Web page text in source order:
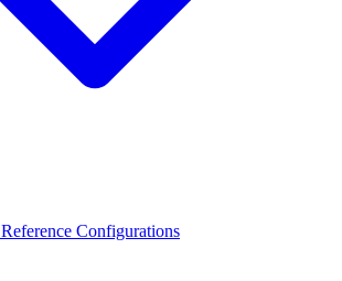
Reference Configurations